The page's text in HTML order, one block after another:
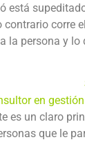
está
corre
la persona y lo
en
es un claro
que le